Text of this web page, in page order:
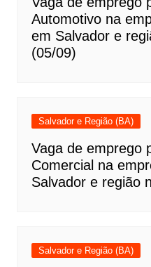
Automotivo na
em Salvador e
(05/09)
Salvador e Região (BA)
Vaga de emprego
Comercial na
Salvador e região
Salvador e Região (BA)